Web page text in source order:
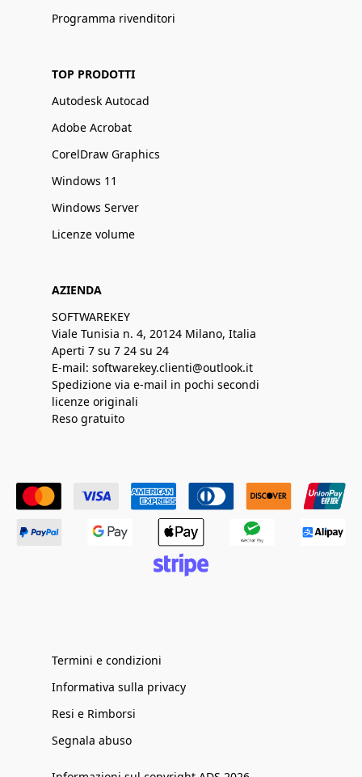
Programma rivenditori
TOP PRODOTTI
Autodesk Autocad
Adobe Acrobat
CorelDraw Graphics
Windows 11
Windows Server
Licenze volume
AZIENDA
SOFTWAREKEY
Viale Tunisia n. 4, 20124 Milano, Italia
Aperti 7 su 7 24 su 24
E-mail: softwarekey.clienti@outlook.it
Spedizione via e-mail in pochi secondi
licenze originali
Reso gratuito
Termini e condizioni
Informativa sulla privacy
Resi e Rimborsi
Segnala abuso